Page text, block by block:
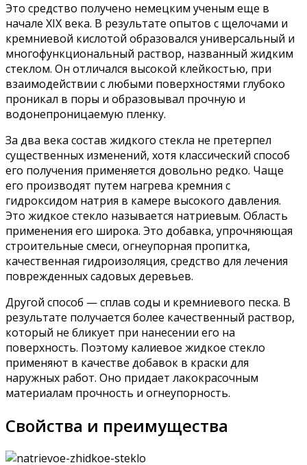
Это средство получено немецким ученым еще в
начале XIX века. В результате опытов с щелочами и
кремниевой кислотой образовался универсальный и
многофункциональный раствор, названный жидким
стеклом. Он отличался высокой клейкостью, при
взаимодействии с любыми поверхностями глубоко
проникал в поры и образовывал прочную и
водонепроницаемую пленку.
За два века состав жидкого стекла не претерпел
существенных изменений, хотя классический способ
его получения применяется довольно редко. Чаще
его производят путем нагрева кремния с
гидроксидом натрия в камере высокого давления.
Это жидкое стекло называется натриевым. Область
применения его широка. Это добавка, упрочняющая
строительные смеси, огнеупорная пропитка,
качественная гидроизоляция, средство для лечения
поврежденных садовых деревьев.
Другой способ — сплав соды и кремниевого песка. В
результате получается более качественный раствор,
который не бликует при нанесении его на
поверхность. Поэтому калиевое жидкое стекло
применяют в качестве добавок в краски для
наружных работ. Оно придает лакокрасочным
материалам прочность и огнеупорность.
Свойства и преимущества